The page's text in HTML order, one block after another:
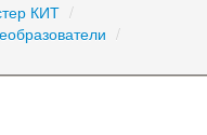
КИТ /
/